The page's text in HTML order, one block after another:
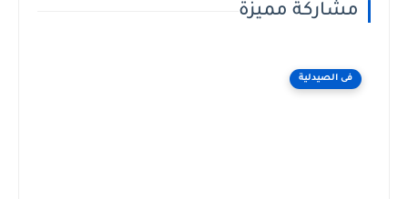
مشاركة مميزة
فى الصيدلية